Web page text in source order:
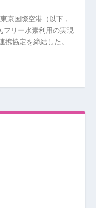
京国際空港（以下，
フリー水素利用の実現
協定を締結した。